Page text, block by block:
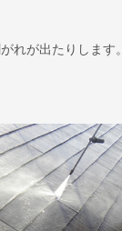
れが出たりします。